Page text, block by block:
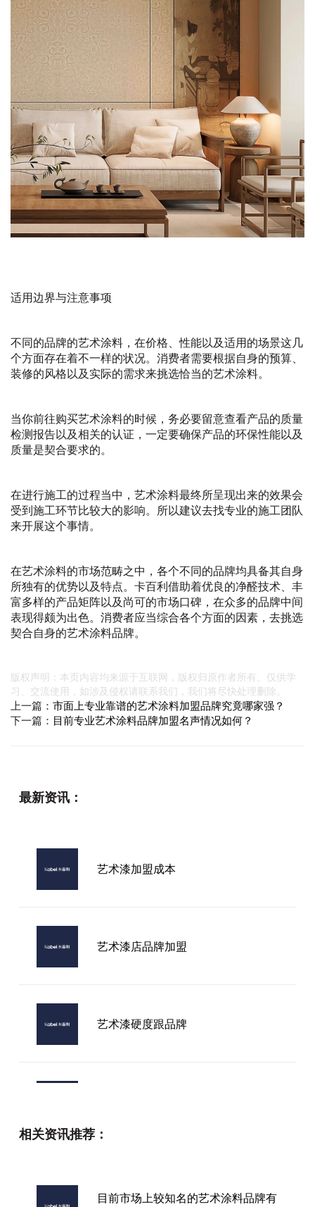
适用边界与注意事项
不同的品牌的艺术涂料，在价格、性能以及适用的场景这几
个方面存在着不一样的状况。消费者需要根据自身的预算、
装修的风格以及实际的需求来挑选恰当的艺术涂料。
当你前往购买艺术涂料的时候，务必要留意查看产品的质量
检测报告以及相关的认证，一定要确保产品的环保性能以及
质量是契合要求的。
在进行施工的过程当中，艺术涂料最终所呈现出来的效果会
受到施工环节比较大的影响。所以建议去找专业的施工团队
来开展这个事情。
在艺术涂料的市场范畴之中，各个不同的品牌均具备其自身
所独有的优势以及特点。卡百利借助着优良的净醛技术、丰
富多样的产品矩阵以及尚可的市场口碑，在众多的品牌中间
表现得颇为出色。消费者应当综合各个方面的因素，去挑选
契合自身的艺术涂料品牌。
版权声明：本页内容均来源于互联网，版权归原作者所有。仅供学
习、交流使用，如涉及侵权请联系我们，我们将尽快处理删除。
上一篇： 市面上专业靠谱的艺术涂料加盟品牌究竟哪家强？
下一篇： 目前专业艺术涂料品牌加盟名声情况如何？
最新资讯：
艺术漆加盟成本
艺术漆店品牌加盟
艺术漆硬度跟品牌
相关资讯推荐：
目前市场上较知名的艺术涂料品牌有